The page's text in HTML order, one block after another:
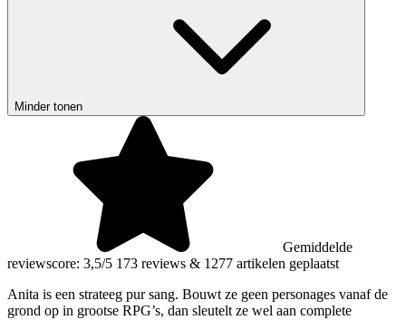
Minder tonen
Gemiddelde
reviewscore: 3,5/5 173 reviews & 1277 artikelen geplaatst
Anita is een strateeg pur sang. Bouwt ze geen personages vanaf de
grond op in grootse RPG’s, dan sleutelt ze wel aan complete